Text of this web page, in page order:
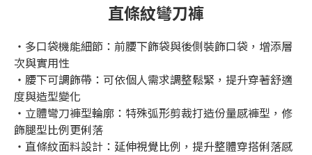
直條紋彎刀褲
‧多口袋機能細節：前腰下飾袋與後側裝飾口袋，增添層
次與實用性
‧腰下可調飾帶：可依個人需求調整鬆緊，提升穿著舒適
度與造型變化
‧立體彎刀褲型輪廓：特殊弧形剪裁打造份量感褲型，修
飾腿型比例更俐落
‧直條紋面料設計：延伸視覺比例，提升整體穿搭俐落感